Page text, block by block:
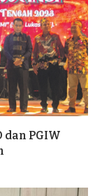
dan PGIW